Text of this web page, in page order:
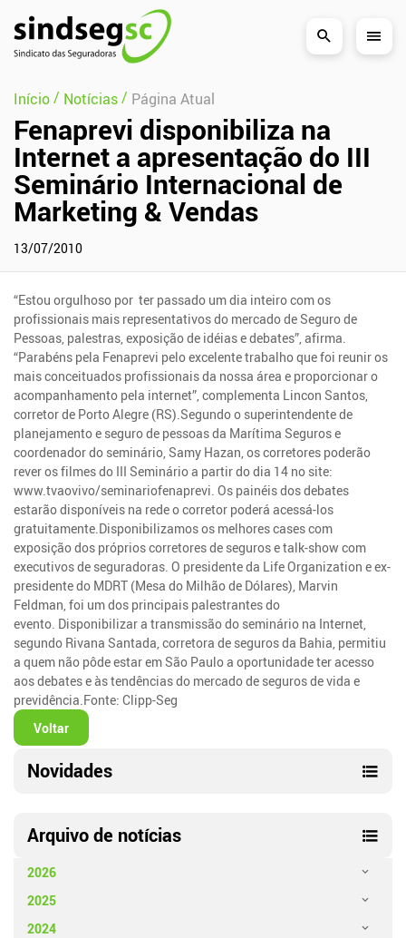
Pular Navegação (s)
Início/ Notícias/ Página Atual
Fenaprevi disponibiliza na
Internet a apresentação do III
Seminário Internacional de
Marketing & Vendas
13/07/2010
“Estou orgulhoso por ter passado um dia inteiro com os
profissionais mais representativos do mercado de Seguro de
Pessoas, palestras, exposição de idéias e debates”, afirma.
“Parabéns pela Fenaprevi pelo excelente trabalho que foi reunir os
mais conceituados profissionais da nossa área e proporcionar o
acompanhamento pela internet”, complementa Lincon Santos,
corretor de Porto Alegre (RS).Segundo o superintendente de
planejamento e seguro de pessoas da Marítima Seguros e
coordenador do seminário, Samy Hazan, os corretores poderão
rever os filmes do III Seminário a partir do dia 14 no site:
www.tvaovivo/seminariofenaprevi. Os painéis dos debates
estarão disponíveis na rede o corretor poderá acessá-los
gratuitamente.Disponibilizamos os melhores cases com
exposição dos próprios corretores de seguros e talk-show com
executivos de seguradoras. O presidente da Life Organization e ex-
presidente do MDRT (Mesa do Milhão de Dólares), Marvin
Feldman, foi um dos principais palestrantes do
evento. Disponibilizar a transmissão do seminário na Internet,
segundo Rivana Santada, corretora de seguros da Bahia, permitiu
a quem não pôde estar em São Paulo a oportunidade ter acesso
aos debates e às tendências do mercado de seguros de vida e
previdência.Fonte: Clipp-Seg
Voltar
Novidades
Arquivo de notícias
2026
2025
2024